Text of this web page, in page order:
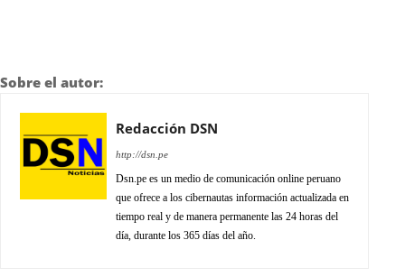
Sobre el autor:
Redacción DSN
http://dsn.pe
Dsn.pe es un medio de comunicación online peruano
que ofrece a los cibernautas información actualizada en
tiempo real y de manera permanente las 24 horas del
día, durante los 365 días del año.